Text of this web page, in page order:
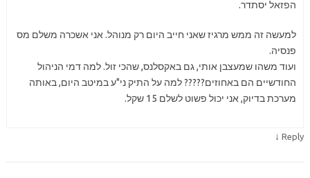
הפזאל יסתדר.
למעשה זה ממש מרגיז שאני חייב היום רק מנוהל. אני אשכרה משלם מס
פנסיה.
ועוד משהו שמעצבן אותי, גם באקסלנס, שהכי זול. למה דמי הניהול
החודשיים הם באחוזים????? למה על התיק ני"ע במיטב היום, באותה
מערכת בדיוק, אני יכול פשוט לשלם 15 שקל.
Reply
↓